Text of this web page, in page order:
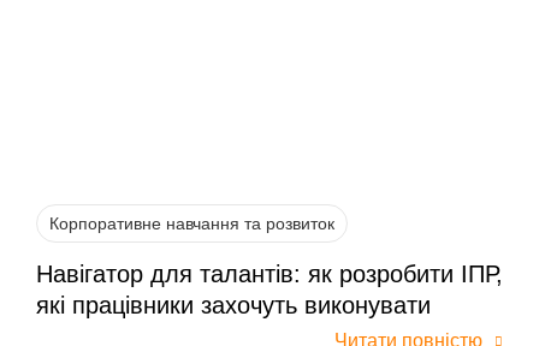
Корпоративне навчання та розвиток
Навігатор для талантів: як розробити ІПР,
які працівники захочуть виконувати
Читати повністю